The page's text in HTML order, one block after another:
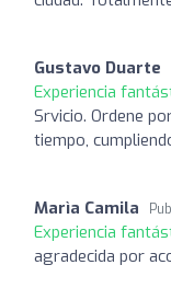
Gustavo Duarte
Experiencia
Srvicio. Ordene
tiempo,
Marìa Camila
Experiencia
agradecida por